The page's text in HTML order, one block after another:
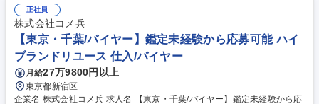
部署があり、座学やロールプレイング等、テキストを用いて仕事の基礎・
スキルを1から学べる教育・研修を用意しています！研修後も協力体制の
もと、店舗に立つためご安心ください。 募集職種 【長久手市/鑑定士】鑑
定未経験から応募可★ハイブランドリユース
正社員
株式会社コメ兵
【東京・千葉/バイヤー】鑑定未経験から応募可能 ハイ
ブランドリユース 仕入/バイヤー
月給27万9800円以上
東京都新宿区
企業名 株式会社コメ兵 求人名 【東京・千葉/バイヤー】鑑定未経験から応